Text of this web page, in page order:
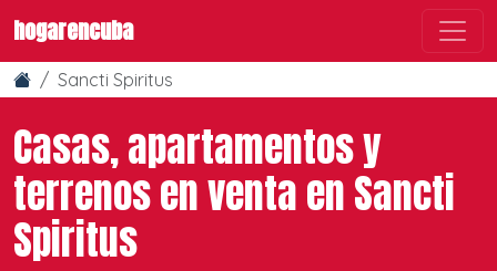
hogarencuba
Sancti Spiritus
Casas, apartamentos y
terrenos en venta en Sancti
Spiritus